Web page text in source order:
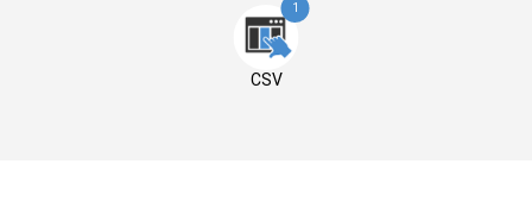
1
CSV